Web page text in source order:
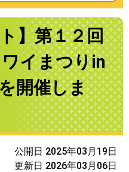
】第１２回
イまつりin
開催しま
公開日 2025年03月19日
更新日 2026年03月06日